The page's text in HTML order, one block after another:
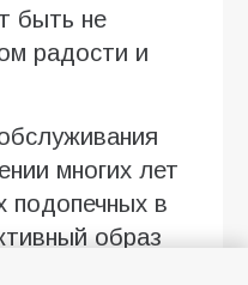
быть не
радости и
многих лет
подопечных в
образ